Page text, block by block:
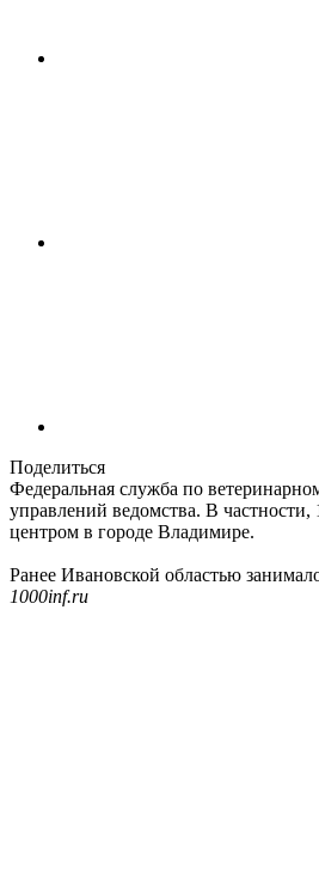
Поделиться
Федеральная служба по
управлений ведомства. В
центром в городе Владимире.
Ранее Ивановской областью
1000inf.ru